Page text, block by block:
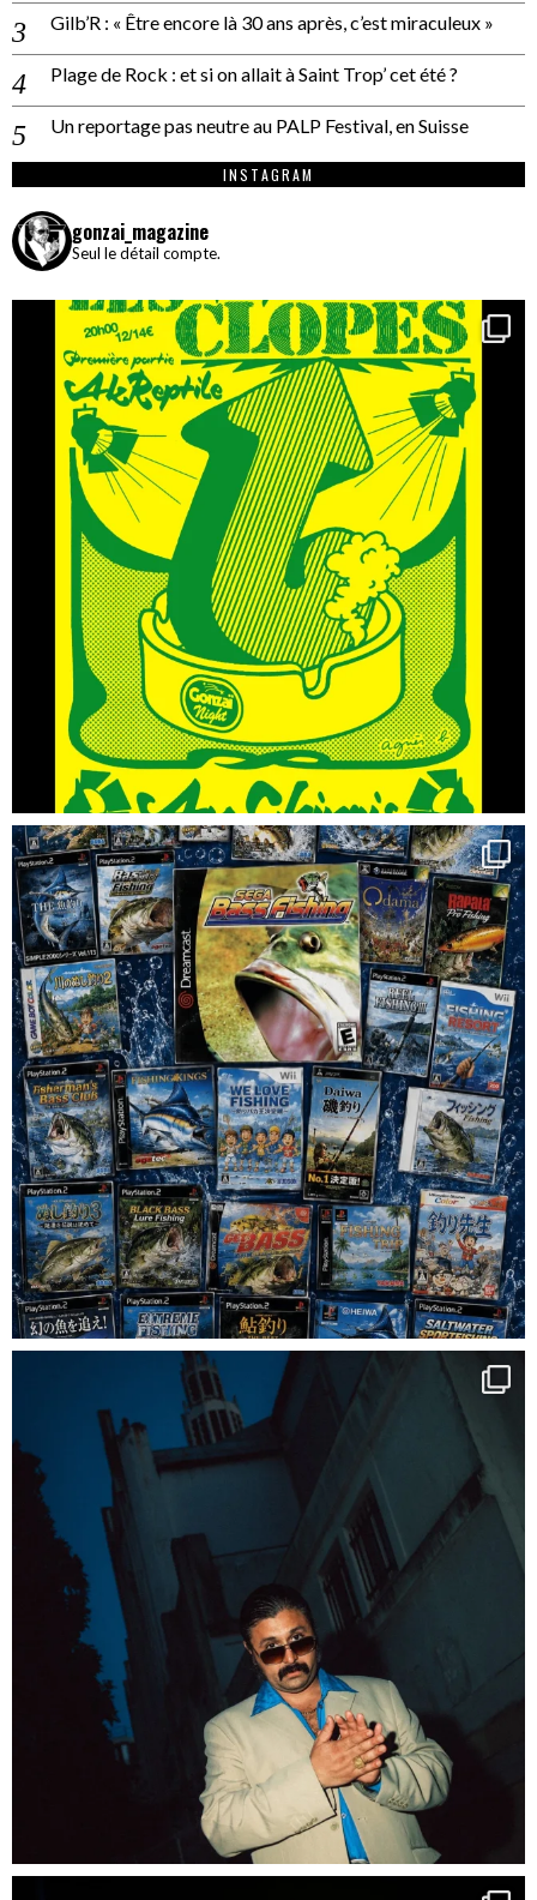
Gilb’R : « Être encore là 30 ans après, c’est miraculeux »
Plage de Rock : et si on allait à Saint Trop’ cet été ?
Un reportage pas neutre au PALP Festival, en Suisse
INSTAGRAM
gonzai_magazine
Seul le détail compte.